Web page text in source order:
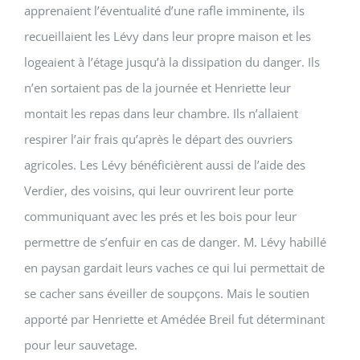
apprenaient l’éventualité d’une rafle imminente, ils
recueillaient les Lévy dans leur propre maison et les
logeaient à l’étage jusqu’à la dissipation du danger. Ils
n’en sortaient pas de la journée et Henriette leur
montait les repas dans leur chambre. Ils n’allaient
respirer l’air frais qu’après le départ des ouvriers
agricoles. Les Lévy bénéficièrent aussi de l’aide des
Verdier, des voisins, qui leur ouvrirent leur porte
communiquant avec les prés et les bois pour leur
permettre de s’enfuir en cas de danger. M. Lévy habillé
en paysan gardait leurs vaches ce qui lui permettait de
se cacher sans éveiller de soupçons. Mais le soutien
apporté par Henriette et Amédée Breil fut déterminant
pour leur sauvetage.